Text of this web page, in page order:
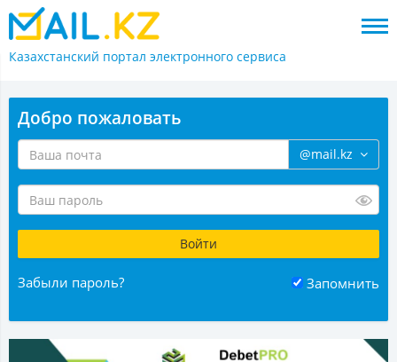
Казахстанский портал электронного сервиса
Добро пожаловать
@mail.kz
Забыли пароль? Запомнить